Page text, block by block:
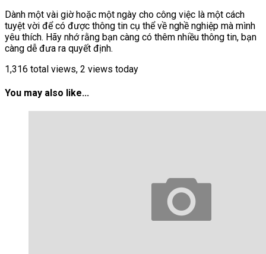
Dành một vài giờ hoặc một ngày cho công việc là một cách
tuyệt vời để có được thông tin cụ thể về nghề nghiệp mà mình
yêu thích. Hãy nhớ rằng bạn càng có thêm nhiều thông tin, bạn
càng dễ đưa ra quyết định.
1,316 total views, 2 views today
You may also like...